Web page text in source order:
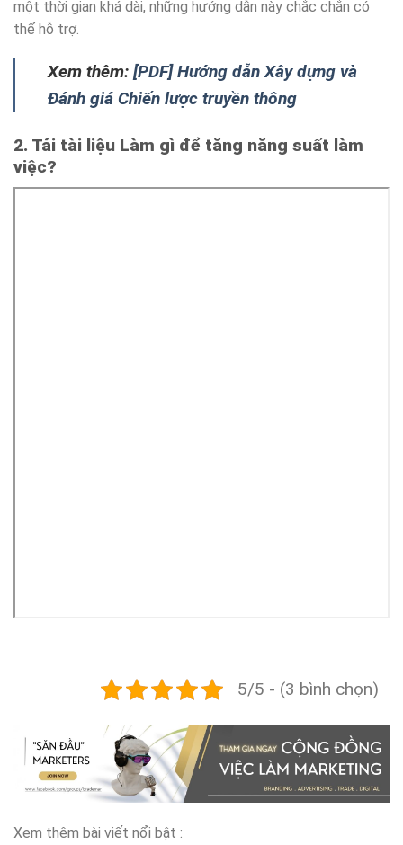
một thời gian khá dài, những hướng dẫn này chắc chắn có
thể hỗ trợ.
Xem thêm: [PDF] Hướng dẫn Xây dựng và
Đánh giá Chiến lược truyền thông
2. Tải tài liệu Làm gì để tăng năng suất làm
việc?
5/5 - (3 bình chọn)
Xem thêm bài viết nổi bật :